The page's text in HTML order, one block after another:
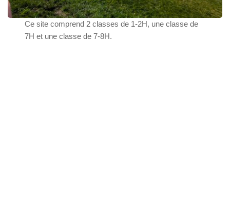
Ce site comprend 2 classes de 1-2H, une classe de
7H et une classe de 7-8H.